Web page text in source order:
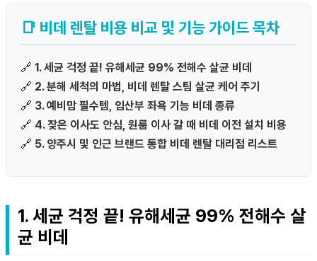
📑 비데 렌탈 비용 비교 및 기능 가이드 목차
🔗 1. 세균 걱정 끝! 유해세균 99% 전해수 살균 비데
🔗 2. 분해 세척의 마법, 비데 렌탈 스팀 살균 케어 주기
🔗 3. 예비맘 필수템, 임산부 좌욕 기능 비데 종류
🔗 4. 잦은 이사도 안심, 원룸 이사 갈 때 비데 이전 설치 비용
🔗 5. 양주시 및 인근 브랜드 통합 비데 렌탈 대리점 리스트
1. 세균 걱정 끝! 유해세균 99% 전해수 살
균 비데